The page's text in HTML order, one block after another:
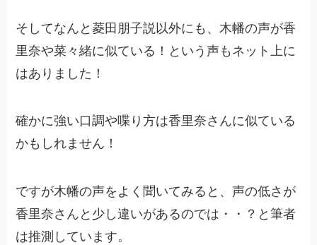
そしてなんと菱田朋子説以外にも、木幡の声が香
里奈や菜々緒に似ている！という声もネット上に
はありました！
確かに強い口調や喋り方は香里奈さんに似ている
かもしれません！
ですが木幡の声をよく聞いてみると、声の低さが
香里奈さんと少し違いがあるのでは・・？と筆者
は推測しています。